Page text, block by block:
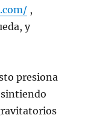
,
y
presiona
sintiendo